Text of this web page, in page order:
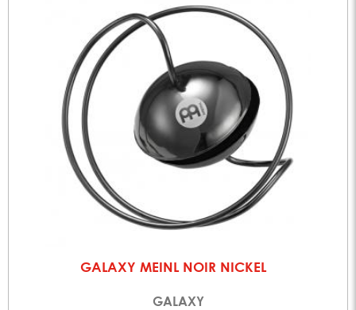
GALAXY MEINL NOIR NICKEL
GALAXY